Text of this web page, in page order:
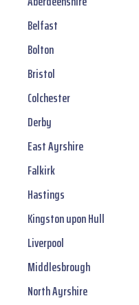
Belfast
Bolton
Bristol
Colchester
Derby
East Ayrshire
Falkirk
Hastings
Kingston upon Hull
Liverpool
Middlesbrough
North Ayrshire